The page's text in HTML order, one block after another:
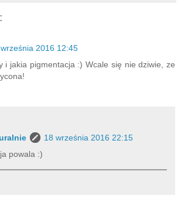
2016 12:45
i jakia pigmentacja :) Wcale się nie dziwie, ze
18 września 2016 22:15
powala :)